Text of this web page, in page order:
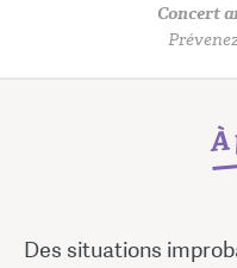
Concert
Des situations